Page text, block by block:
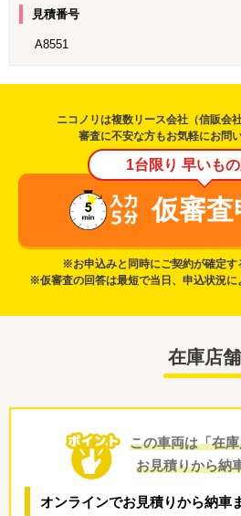
見積番号
A8551
ニコノリは複数リース会社（信販会
審査に不安な方もお気軽にお問
1台限り 早いもの
仮審査
※お申込みと同時にご契約が確定す
※仮審査の回答は最短で当日、申込状況に
在庫店舗
この車両は「在
お見積りから納
オンラインでお見積りから納車